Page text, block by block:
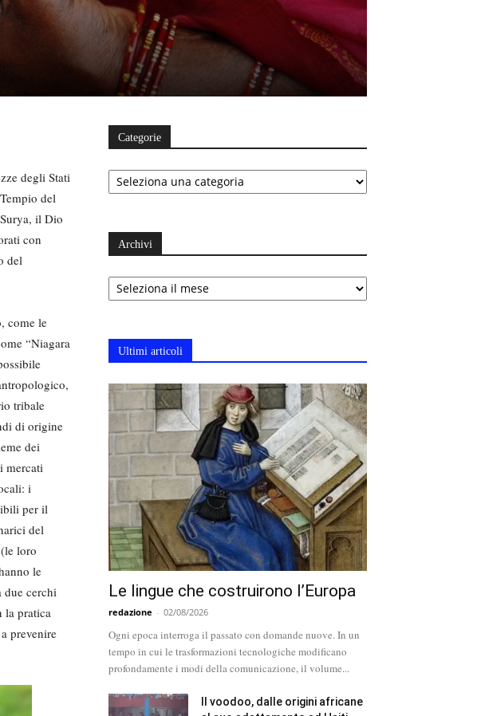
degli Stati
del
il Dio
con
del
come le
“Niagara
tribale
di origine
dei
mercati
i
per il
del
loro
le
cerchi
la pratica
prevenire
Categorie
Categorie
Archivi
Archivi
Ultimi articoli
Le lingue che costruirono l’Europa
redazione - 02/08/2026
Ogni epoca interroga il passato con domande nuove. In un
tempo in cui le trasformazioni tecnologiche modificano
profondamente i modi della comunicazione, il volume...
Il voodoo, dalle origini africane